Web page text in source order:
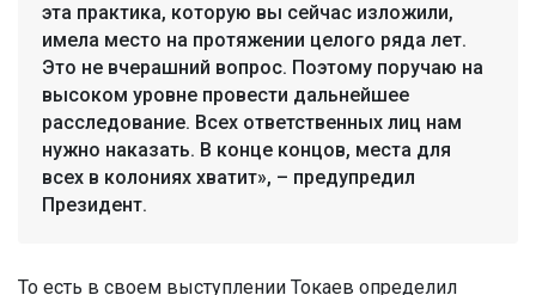
эта практика, которую вы сейчас изложили,
имела место на протяжении целого ряда лет.
Это не вчерашний вопрос. Поэтому поручаю на
высоком уровне провести дальнейшее
расследование. Всех ответственных лиц нам
нужно наказать. В конце концов, места для
всех в колониях хватит», – предупредил
Президент.
То есть в своем выступлении Токаев определил